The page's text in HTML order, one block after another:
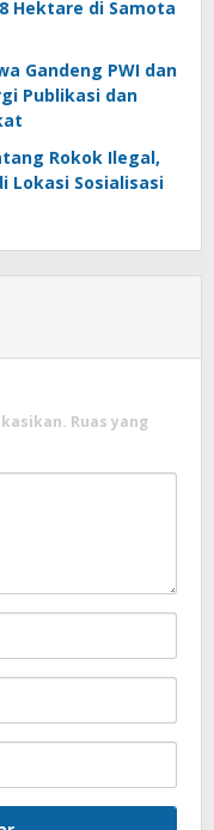
Hektare di Samota
Gandeng PWI dan
Publikasi dan
Rokok Ilegal,
Lokasi Sosialisasi
Ruas yang